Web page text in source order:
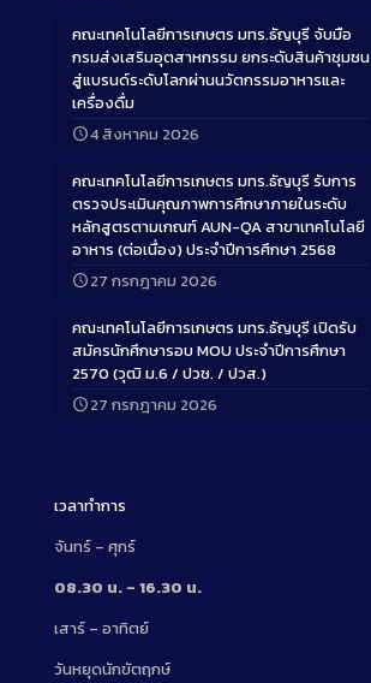
คณะเทคโนโลยีการเกษตร มทร.ธัญบุรี จับมือ
กรมส่งเสริมอุตสาหกรรม ยกระดับสินค้าชุมชน
สู่แบรนด์ระดับโลกผ่านนวัตกรรมอาหารและ
เครื่องดื่ม
4 สิงหาคม 2026
คณะเทคโนโลยีการเกษตร มทร.ธัญบุรี รับการ
ตรวจประเมินคุณภาพการศึกษาภายในระดับ
หลักสูตรตามเกณฑ์ AUN-QA สาขาเทคโนโลยี
อาหาร (ต่อเนื่อง) ประจำปีการศึกษา 2568
27 กรกฎาคม 2026
คณะเทคโนโลยีการเกษตร มทร.ธัญบุรี เปิดรับ
สมัครนักศึกษารอบ MOU ประจำปีการศึกษา
2570 (วุฒิ ม.6 / ปวช. / ปวส.)
27 กรกฎาคม 2026
เวลาทำการ
จันทร์ – ศุกร์
08.30 น. – 16.30 น.
เสาร์ – อาทิตย์
วันหยุดนักขัตฤกษ์